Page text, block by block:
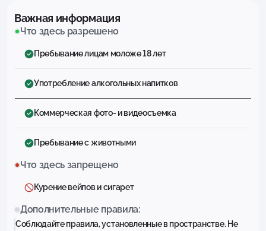
Важная информация
Что здесь разрешено
Пребывание лицам моложе 18 лет
Употребление алкогольных напитков
Коммерческая фото- и видеосъемка
Пребывание с животными
Что здесь запрещено
Курение вейпов и сигарет
Дополнительные правила:
Соблюдайте правила, установленные в пространстве. Не